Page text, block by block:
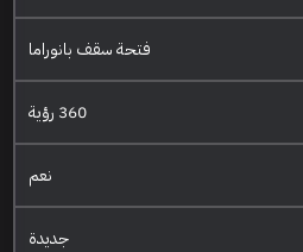
فتحة سقف بانوراما
360 رؤية
نعم
جديدة